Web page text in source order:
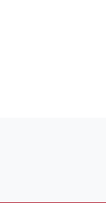
OMDAT DE